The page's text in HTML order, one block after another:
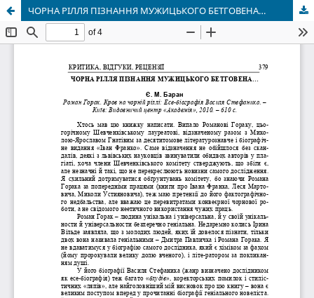
ЧОРНА РІЛЛЯ ПІЗНАННЯ МУЖИЦЬКОГО БЕТГОВЕНА…